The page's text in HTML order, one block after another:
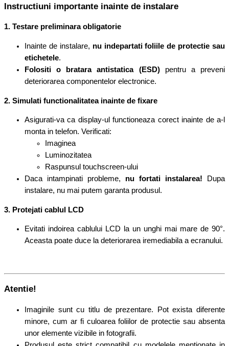
Instructiuni importante inainte de instalare
1. Testare preliminara obligatorie
Inainte de instalare, nu indepartati foliile de protectie sau
etichetele.
Folositi o bratara antistatica (ESD)pentru a preveni
deteriorarea componentelor electronice.
2. Simulati functionalitatea inainte de fixare
Asigurati-va ca display-ul functioneaza corect inainte de a-l
monta in telefon. Verificati:
Imaginea
Luminozitatea
Raspunsul touchscreen-ului
Daca intampinati probleme, nu fortati instalarea! Dupa
instalare, nu mai putem garanta produsul.
3. Protejati cablul LCD
Evitati indoirea cablului LCD la un unghi mai mare de 90°.
Aceasta poate duce la deteriorarea iremediabila a ecranului.
Atentie!
Imaginile sunt cu titlu de prezentare. Pot exista diferente
minore, cum ar fi culoarea foliilor de protectie sau absenta
unor elemente vizibile in fotografii.